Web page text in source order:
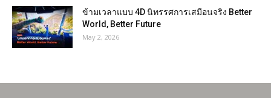
ข้ามเวลาแบบ 4D นิทรรศการเสมือนจริง Better
World, Better Future
May 2, 2026